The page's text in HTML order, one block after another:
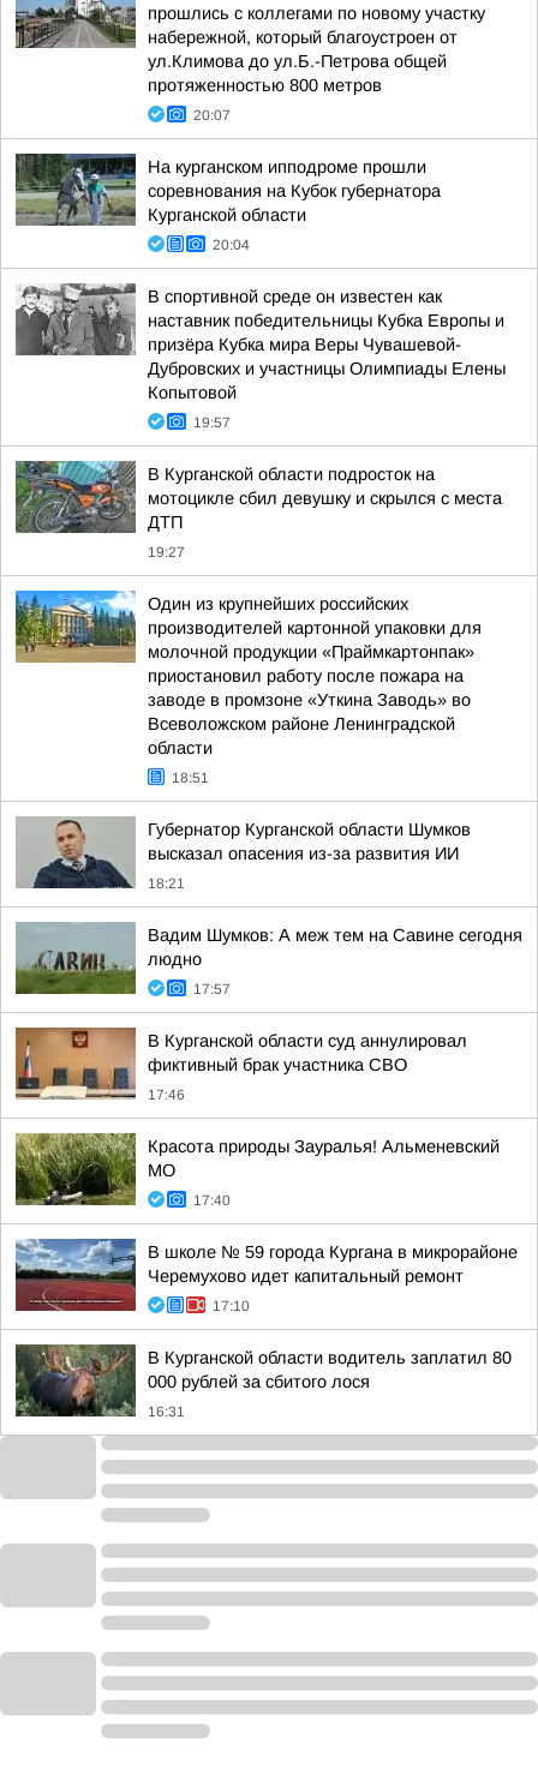
прошлись с коллегами по новому участку
набережной, который благоустроен от
ул.Климова до ул.Б.-Петрова общей
протяженностью 800 метров
20:07
На курганском ипподроме прошли
соревнования на Кубок губернатора
Курганской области
20:04
В спортивной среде он известен как
наставник победительницы Кубка Европы и
призёра Кубка мира Веры Чувашевой-
Дубровских и участницы Олимпиады Елены
Копытовой
19:57
В Курганской области подросток на
мотоцикле сбил девушку и скрылся с места
ДТП
19:27
Один из крупнейших российских
производителей картонной упаковки для
молочной продукции «Праймкартонпак»
приостановил работу после пожара на
заводе в промзоне «Уткина Заводь» во
Всеволожском районе Ленинградской
области
18:51
Губернатор Курганской области Шумков
высказал опасения из-за развития ИИ
18:21
Вадим Шумков: А меж тем на Савине сегодня
людно
17:57
В Курганской области суд аннулировал
фиктивный брак участника СВО
17:46
Красота природы Зауралья! Альменевский
МО
17:40
В школе № 59 города Кургана в микрорайоне
Черемухово идет капитальный ремонт
17:10
В Курганской области водитель заплатил 80
000 рублей за сбитого лося
16:31